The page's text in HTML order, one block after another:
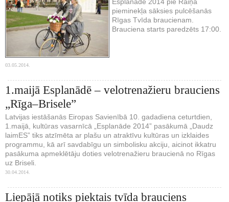
pieminekļa sāksies pulcēšanās
Rīgas Tvīda braucienam.
Brauciena starts paredzēts 17:00.
03.05.2014.
1.maijā Esplanādē – velotrenažieru brauciens
„Rīga–Brisele”
Latvijas iestāšanās Eiropas Savienībā 10. gadadiena ceturtdien,
1.maijā, kultūras vasarnīcā „Esplanāde 2014” pasākumā „Daudz
laimES” tiks atzīmēta ar plašu un atraktīvu kultūras un izklaides
programmu, kā arī savdabīgu un simbolisku akciju, aicinot ikkatru
pasākuma apmeklētāju doties velotrenažieru braucienā no Rīgas
uz Briseli.
30.04.2014.
Liepājā notiks piektais tvīda brauciens